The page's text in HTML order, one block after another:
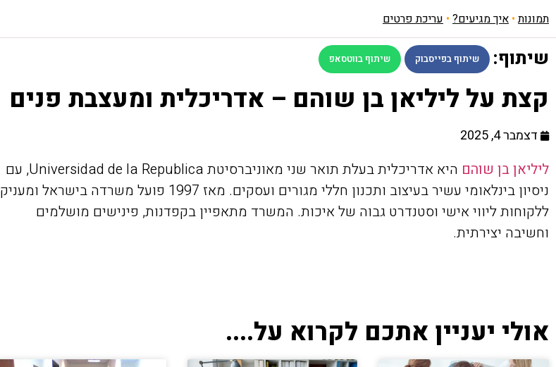
תמונות• איך מגיעים? • עריכת פרטים
שיתוף: שיתוף בפייסבוק שיתוף בווטסאפ
קצת על ליליאן בן שוהם – אדריכלית ומעצבת פנים
דצמבר 4, 2025
ליליאן בן שוהם
היא אדריכלית בעלת תואר שני מאוניברסיטת Universidad de la Republica, עם
ניסיון בינלאומי עשיר בעיצוב ותכנון חללי מגורים ועסקים. מאז 1997 פועל משרדה בישראל ומעניק
ללקוחות ליווי אישי וסטנדרט גבוה של איכות. המשרד מתאפיין בקפדנות, פינישים מושלמים
וחשיבה יצירתית.
אולי יעניין אתכם לקרוא על....